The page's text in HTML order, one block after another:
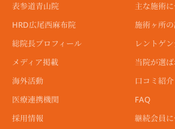
表参道青山院
HRD広尾西麻布院
総院長プロフィール
メディア掲載
海外活動
医療連携機関
採用情報
主な施術
施術ヶ所
レントゲ
当院が選
口コミ紹介
FAQ
継続会員